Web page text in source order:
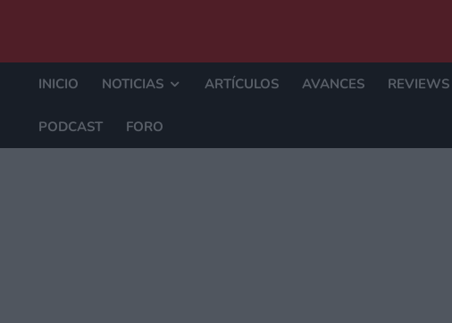
INICIO NOTICIAS ARTÍCULOS AVANCES REVIEWS
PODCAST FORO